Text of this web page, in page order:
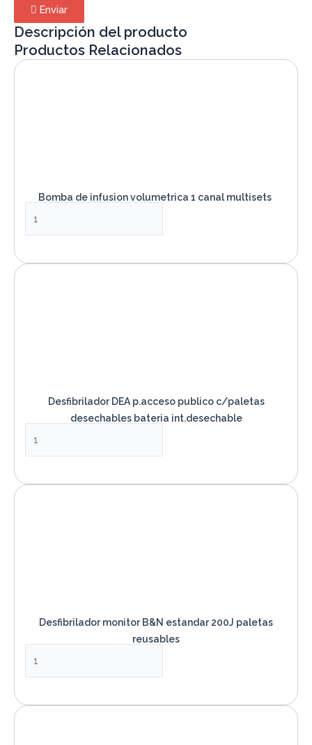
Enviar
Descripción del producto
Productos Relacionados
Bomba de infusion volumetrica 1 canal multisets
Desfibrilador DEA p.acceso publico c/paletas
desechables bateria int.desechable
Desfibrilador monitor B&N estandar 200J paletas
reusables